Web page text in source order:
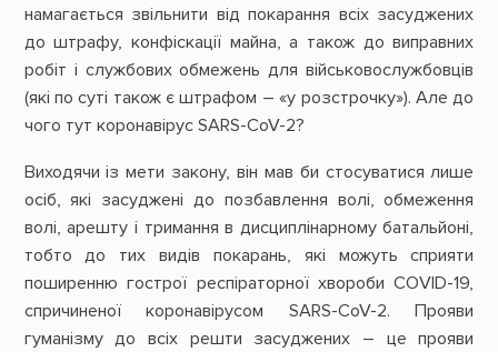
намагається звільнити від покарання всіх засуджених
до штрафу, конфіскації майна, а також до виправних
робіт і службових обмежень для військовослужбовців
(які по суті також є штрафом – «у розстрочку»). Але до
чого тут коронавірус SARS-CoV-2?
Виходячи із мети закону, він мав би стосуватися лише
осіб, які засуджені до позбавлення волі, обмеження
волі, арешту і тримання в дисциплінарному батальйоні,
тобто до тих видів покарань, які можуть сприяти
поширенню гострої респіраторної хвороби COVID-19,
спричиненої коронавірусом SARS-CoV-2. Прояви
гуманізму до всіх решти засуджених – це прояви